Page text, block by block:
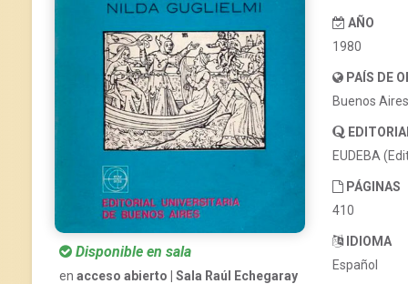
Disponible en sala
en acceso abierto | Sala Raúl Echegaray
AÑO
1980
PAÍS DE
Buenos
EUDEBA
PÁGINAS
410
IDIOMA
Español